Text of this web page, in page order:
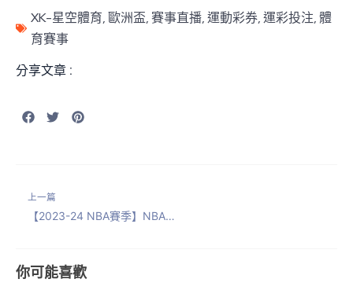
XK-星空體育,歐洲盃,賽事直播,運動彩券,運彩投注,體
育賽事
分享文章 :
上一篇
【2023-24 NBA賽季】NBA例行賽/附加賽/季後賽最新賽程動態！
你可能喜歡